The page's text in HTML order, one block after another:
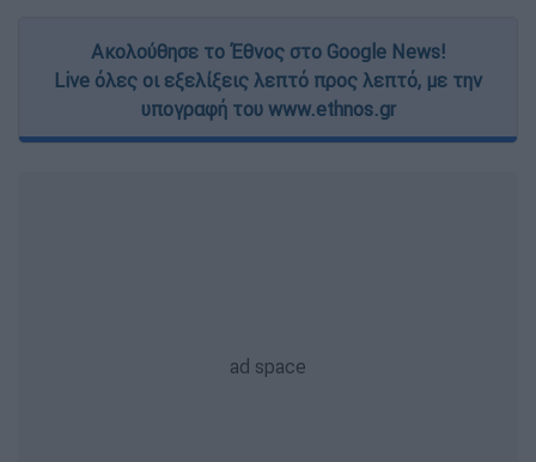
Ακολούθησε το Έθνος στο Google News!
Live όλες οι εξελίξεις λεπτό προς λεπτό, με την
υπογραφή του www.ethnos.gr